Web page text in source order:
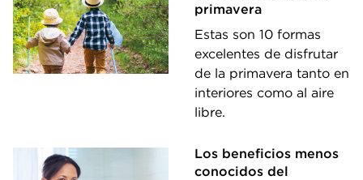
primavera
Estas son 10 formas
excelentes de disfrutar
de la primavera tanto en
interiores como al aire
libre.
Los beneficios menos
conocidos del